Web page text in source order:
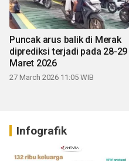
Puncak arus balik di Merak
diprediksi terjadi pada 28-29
Maret 2026
27 March 2026 11:05 WIB
Infografik